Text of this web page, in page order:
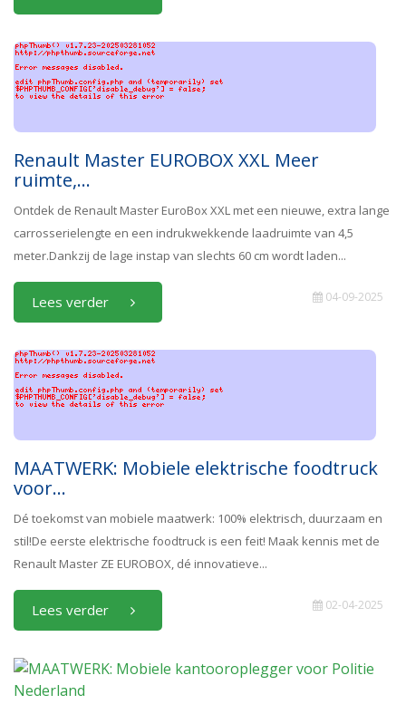
Renault Master EUROBOX XXL Meer
ruimte,...
Ontdek de Renault Master EuroBox XXL met een nieuwe, extra lange
carrosserielengte en een indrukwekkende laadruimte van 4,5
meter.Dankzij de lage instap van slechts 60 cm wordt laden...
Lees verder 04-09-2025
MAATWERK: Mobiele elektrische foodtruck
voor...
Dé toekomst van mobiele maatwerk: 100% elektrisch, duurzaam en
stil!De eerste elektrische foodtruck is een feit! Maak kennis met de
Renault Master ZE EUROBOX, dé innovatieve...
Lees verder 02-04-2025